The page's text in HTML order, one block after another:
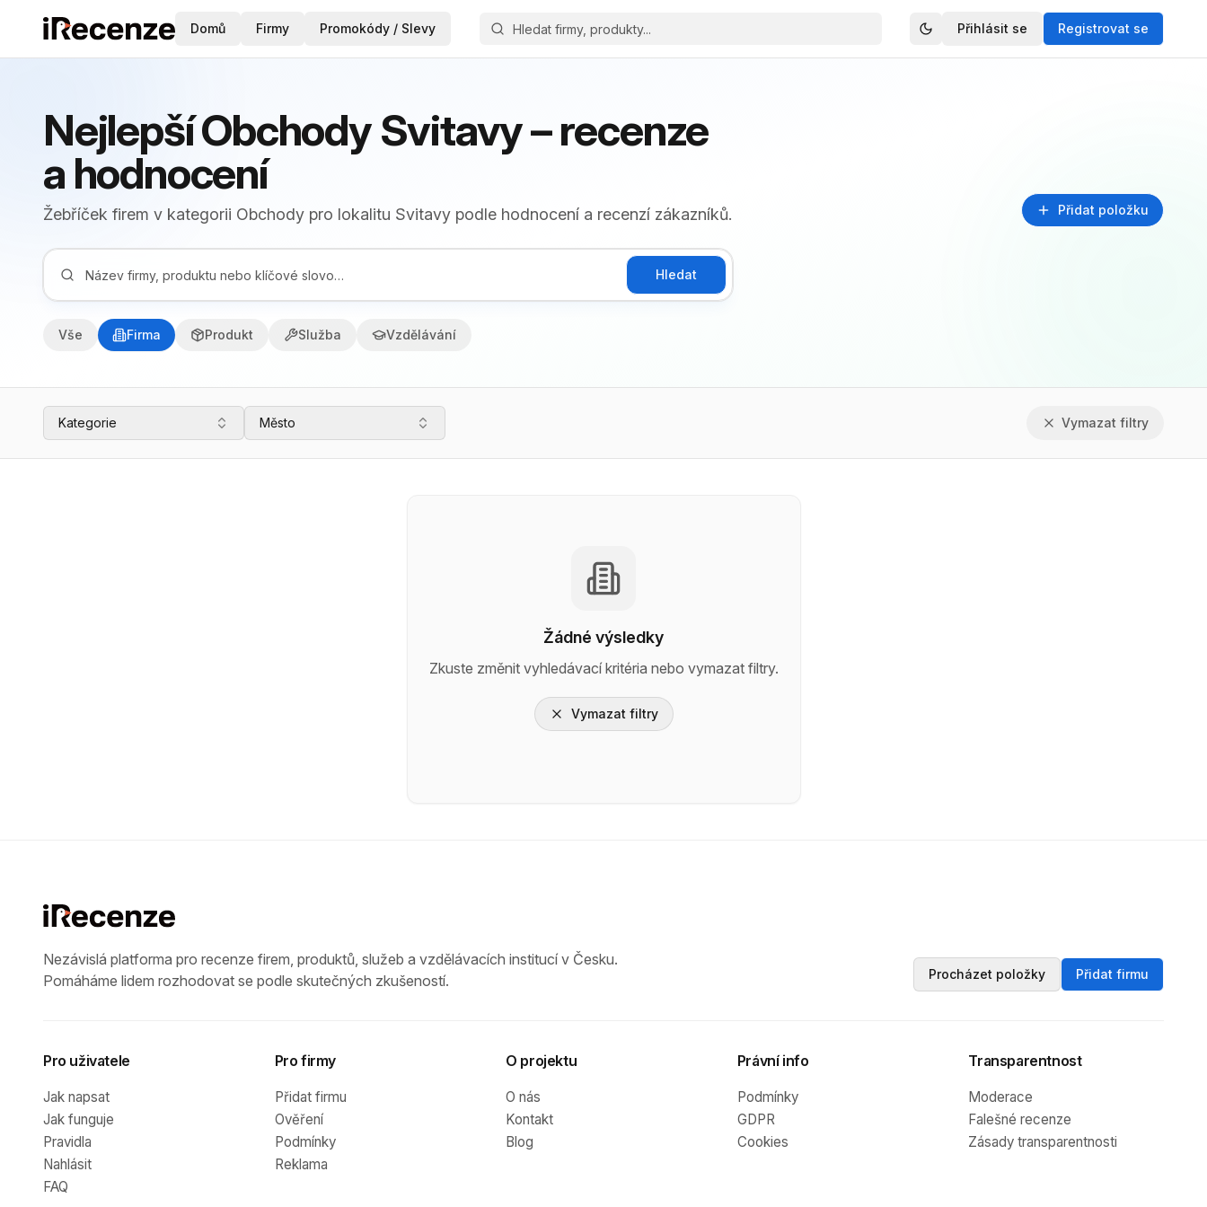
Domů Firmy Promokódy / Slevy Přihlásit se Registrovat se
Nejlepší Obchody Svitavy – recenze
a hodnocení
Žebříček firem v kategorii Obchody pro lokalitu Svitavy podle hodnocení a recenzí zákazníků. Přidat položku
Hledat
Vše Firma Produkt Služba Vzdělávání
Kategorie Město Vymazat filtry
Žádné výsledky
Zkuste změnit vyhledávací kritéria nebo vymazat filtry.
Vymazat filtry
Nezávislá platforma pro recenze firem, produktů, služeb a vzdělávacích institucí v Česku.
Pomáháme lidem rozhodovat se podle skutečných zkušeností.
Procházet položky Přidat firmu
Pro uživatele
Jak napsat
Jak funguje
Pravidla
Nahlásit
FAQ
Pro firmy
Přidat firmu
Ověření
Podmínky
Reklama
O projektu
O nás
Kontakt
Blog
Právní info
Podmínky
GDPR
Cookies
Transparentnost
Moderace
Falešné recenze
Zásady transparentnosti